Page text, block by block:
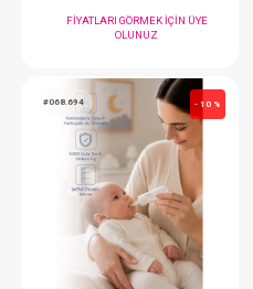
Önlük...Yeni Doğan Fular
FIYATLARI GÖRMEK IÇIN ÜYE
OLUNUZ